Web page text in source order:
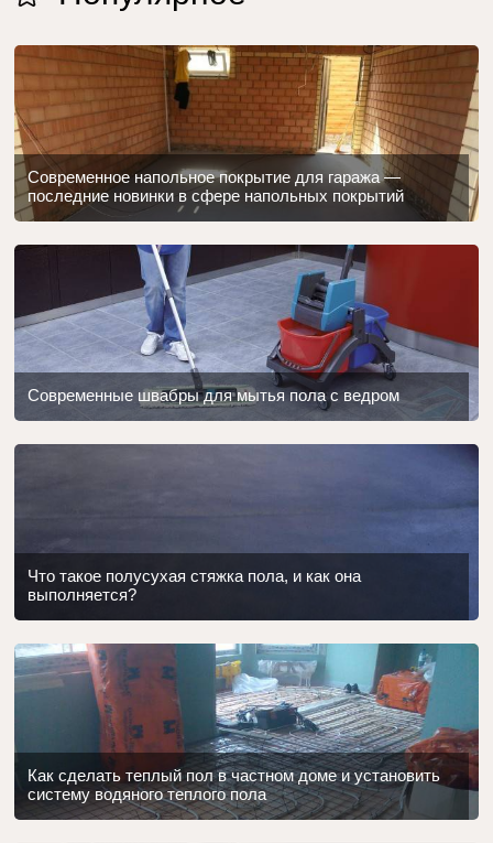
Современное напольное покрытие для гаража —
последние новинки в сфере напольных покрытий
Современные швабры для мытья пола с ведром
Что такое полусухая стяжка пола, и как она
выполняется?
Как сделать теплый пол в частном доме и установить
систему водяного теплого пола